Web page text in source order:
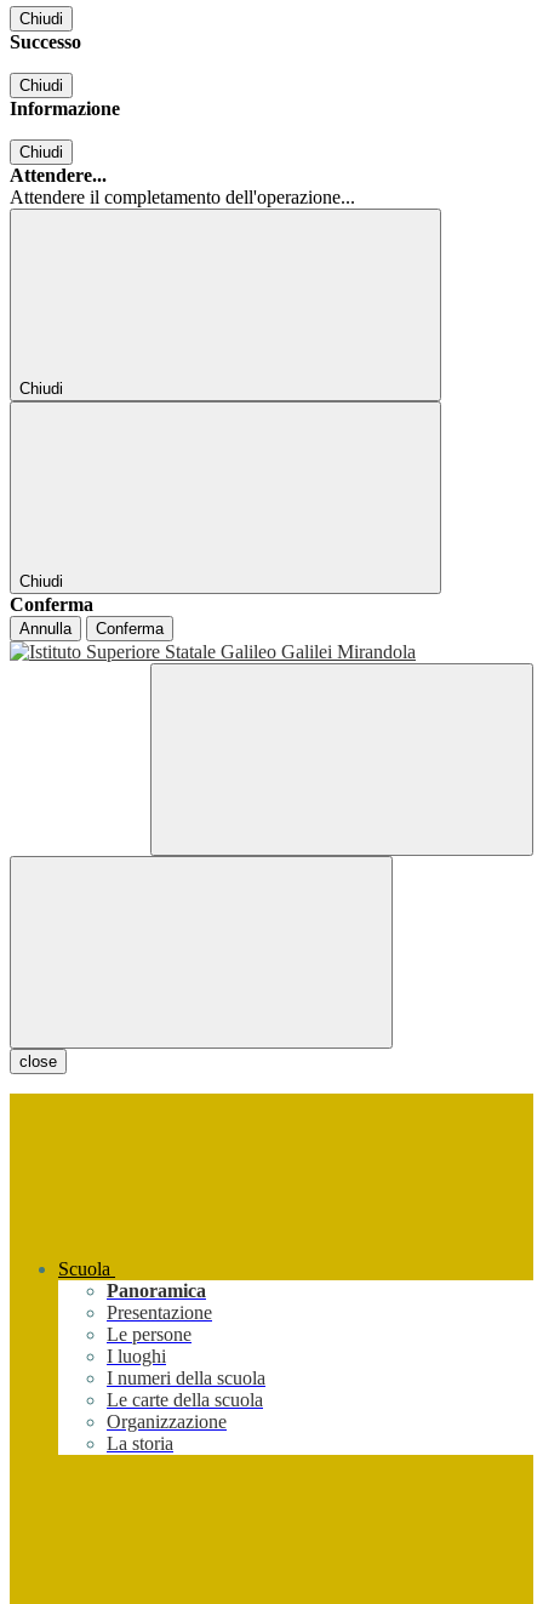
Chiudi
Successo
Chiudi
Informazione
Chiudi
Attendere...
Attendere il completamento dell'operazione...
Chiudi
Chiudi
Conferma
Annulla Conferma
close
Scuola
Panoramica
Presentazione
Le persone
I luoghi
I numeri della scuola
Le carte della scuola
Organizzazione
La storia